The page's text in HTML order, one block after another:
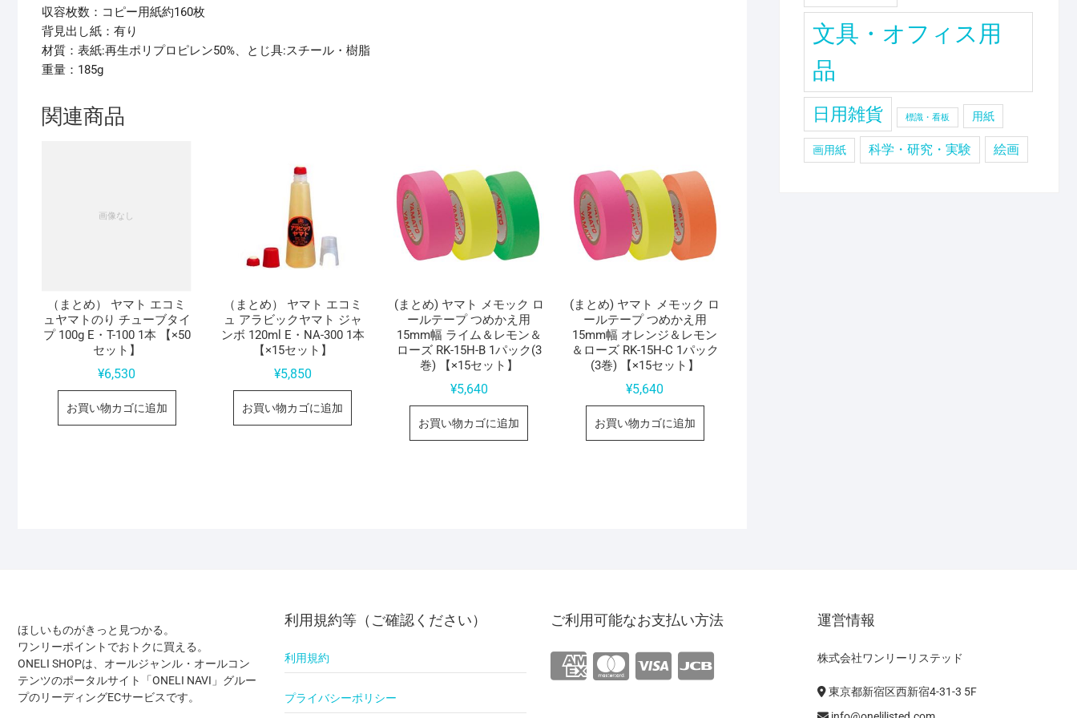
収容枚数：コピー用紙約160枚
背見出し紙：有り
材質：表紙:再生ポリプロピレン50%、とじ具:スチール・樹脂
重量：185g
関連商品
（まとめ） ヤマト エコミ
ュヤマトのり チューブタイ
プ 100g E・T-100 1本 【×50
セット】
¥6,530
お買い物カゴに追加
（まとめ） ヤマト エコミ
ュ アラビックヤマト ジャ
ンボ 120ml E・NA-300 1本
【×15セット】
¥5,850
お買い物カゴに追加
(まとめ) ヤマト メモック ロ
ールテープ つめかえ用
15mm幅 ライム＆レモン＆
ローズ RK-15H-B 1パック(3
巻) 【×15セット】
¥5,640
お買い物カゴに追加
(まとめ) ヤマト メモック ロ
ールテープ つめかえ用
15mm幅 オレンジ＆レモン
＆ローズ RK-15H-C 1パック
(3巻) 【×15セット】
¥5,640
お買い物カゴに追加
文具・オフィス用
品
日用雑貨 標識・看板 用紙
画用紙 科学・研究・実験 絵画
ほしいものがきっと見つかる。
ワンリーポイントでおトクに買える。
ONELI SHOPは、オールジャンル・オールコン
テンツのポータルサイト「ONELI NAVI」グルー
プのリーディングECサービスです。
利用規約等（ご確認ください）
利用規約
プライバシーポリシー
ご利用可能なお支払い方法 運営情報
株式会社ワンリーリステッド
東京都新宿区西新宿4-31-3 5F